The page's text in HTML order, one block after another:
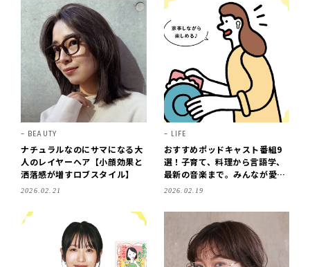
BEAUTY
ナチュラルなのにサマになる大
人のレイヤーヘア【小顔効果と
洒落感が増すロブスタイル】
2026.02.21
LIFE
おすすめポッドキャスト番組9
選！子育て、料理から言語学、
最新の音楽まで。みんなが愛す
る【耳活】コンテンツを聞きま
2026.02.19